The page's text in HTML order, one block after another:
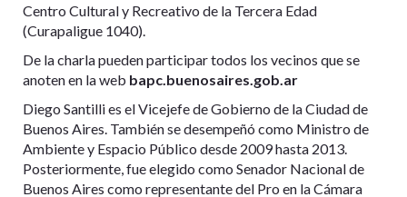
Centro Cultural y Recreativo de la Tercera Edad
(Curapaligue 1040).
De la charla pueden participar todos los vecinos que se
anoten en la web bapc.buenosaires.gob.ar
Diego Santilli es el Vicejefe de Gobierno de la Ciudad de
Buenos Aires. También se desempeñó como Ministro de
Ambiente y Espacio Público desde 2009 hasta 2013.
Posteriormente, fue elegido como Senador Nacional de
Buenos Aires como representante del Pro en la Cámara